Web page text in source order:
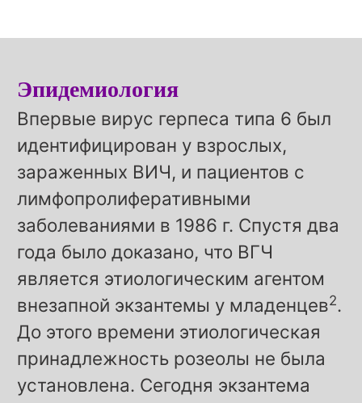
Эпидемиология
Впервые вирус герпеса типа 6 был
идентифицирован у взрослых,
зараженных ВИЧ, и пациентов с
лимфопролиферативными
заболеваниями в 1986 г. Спустя два
года было доказано, что ВГЧ
является этиологическим агентом
внезапной экзантемы у младенцев2.
До этого времени этиологическая
принадлежность розеолы не была
установлена. Сегодня экзантема